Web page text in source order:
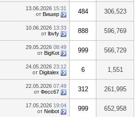
13.06.2026 15:31
от Вишер 484 306,523
10.06.2026 13:33
от lbvfy 888 596,769
29.05.2026 08:49
от BigKot 999 566,729
24.05.2026 23:12
от Digitalex 6 1,551
22.05.2026 07:49
от Фесс67 312 261,995
17.05.2026 19:04
от Neibot 999 652,958